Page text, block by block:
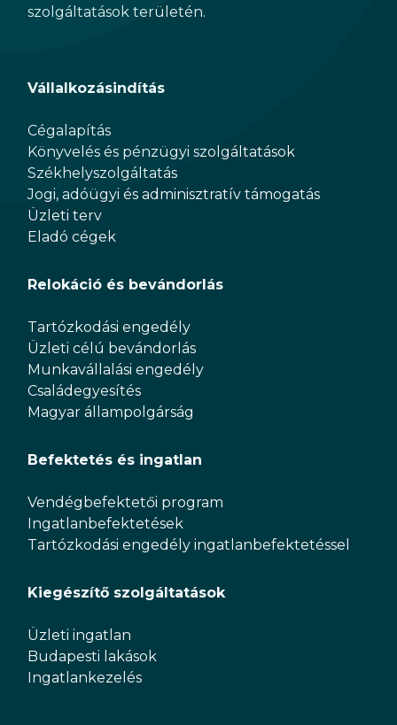
szolgáltatások területén.
Vállalkozásindítás
Cégalapítás
Könyvelés és pénzügyi szolgáltatások
Székhelyszolgáltatás
Jogi, adóügyi és adminisztratív támogatás
Üzleti terv
Eladó cégek
Relokáció és bevándorlás
Tartózkodási engedély
Üzleti célú bevándorlás
Munkavállalási engedély
Családegyesítés
Magyar állampolgárság
Befektetés és ingatlan
Vendégbefektetői program
Ingatlanbefektetések
Tartózkodási engedély ingatlanbefektetéssel
Kiegészítő szolgáltatások
Üzleti ingatlan
Budapesti lakások
Ingatlankezelés